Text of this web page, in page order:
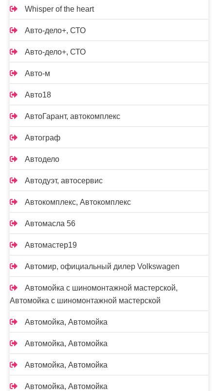
Whisper of the heart
Авто-дело+, СТО
Авто-дело+, СТО
Авто-м
Авто18
АвтоГарант, автокомплекс
Автограф
Автодело
Автодуэт, автосервис
Автокомплекс, Автокомплекс
Автомасла 56
Автомастер19
Автомир, официальный дилер Volkswagen
Автомойка с шиномонтажной мастерской,
Автомойка с шиномонтажной мастерской
Автомойка, Автомойка
Автомойка, Автомойка
Автомойка, Автомойка
Автомойка, Автомойка